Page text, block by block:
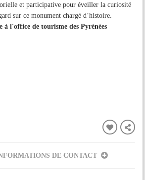
et participative pour éveiller la curiosité
sur ce monument chargé d’histoire.
à l'office de tourisme des Pyrénées
DE CONTACT